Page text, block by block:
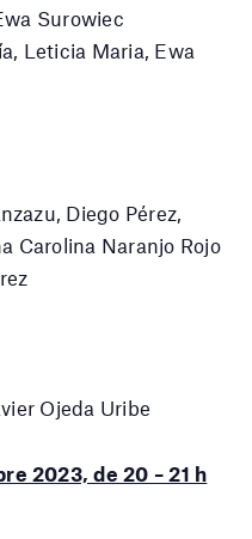
Surowiec
Leticia Maria, Ewa
Diego Pérez,
Carolina Naranjo Rojo
Ojeda Uribe
2023, de 20 – 21 h